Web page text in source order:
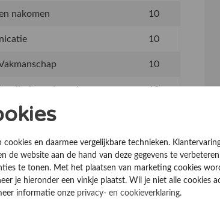
nakomen 10
10
10
medewerkers 10
cookies en daarmee vergelijkbare technieken.
de website aan de hand van deze gegevens te
te tonen. Met het plaatsen van marketing cookies
je hieronder een vinkje plaatst. Wil je niet alle cookies
informatie onze privacy- en cookieverklaring.